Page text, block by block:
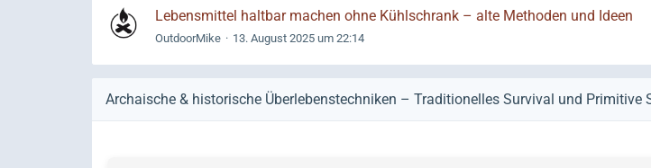
Lebensmittel haltbar machen ohne Kühlschrank – alte Methoden und Ideen
OutdoorMike 13. August 2025 um 22:14
Archaische & historische Überlebenstechniken – Traditionelles Survival und Primitive